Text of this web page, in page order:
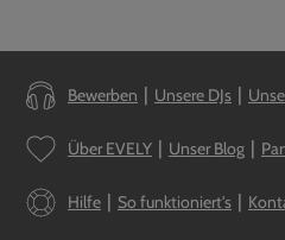
Bewerben Unsere DJs
Über EVELY Unser Blog
Hilfe So funktioniert's